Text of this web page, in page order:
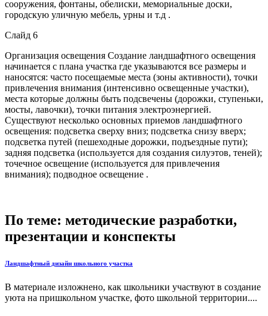
сооружения, фонтаны, обелиски, мемориальные доски,
городскую уличную мебель, урны и т.д .
Слайд 6
Организация освещения Создание ландшафтного освещения
начинается с плана участка где указываются все размеры и
наносятся: часто посещаемые места (зоны активности), точки
привлечения внимания (интенсивно освещенные участки),
места которые должны быть подсвечены (дорожки, ступеньки,
мосты, лавочки), точки питания электроэнергией.
Существуют несколько основных приемов ландшафтного
освещения: подсветка сверху вниз; подсветка снизу вверх;
подсветка путей (пешеходные дорожки, подъездные пути);
задняя подсветка (используется для создания силуэтов, теней);
точечное освещение (используется для привлечения
внимания); подводное освещение .
По теме: методические разработки,
презентации и конспекты
Ландшафтный дизайн школьного участка
В материале изложнено, как школьники участвуют в создание
уюта на пришкольном участке, фото школьной территории....